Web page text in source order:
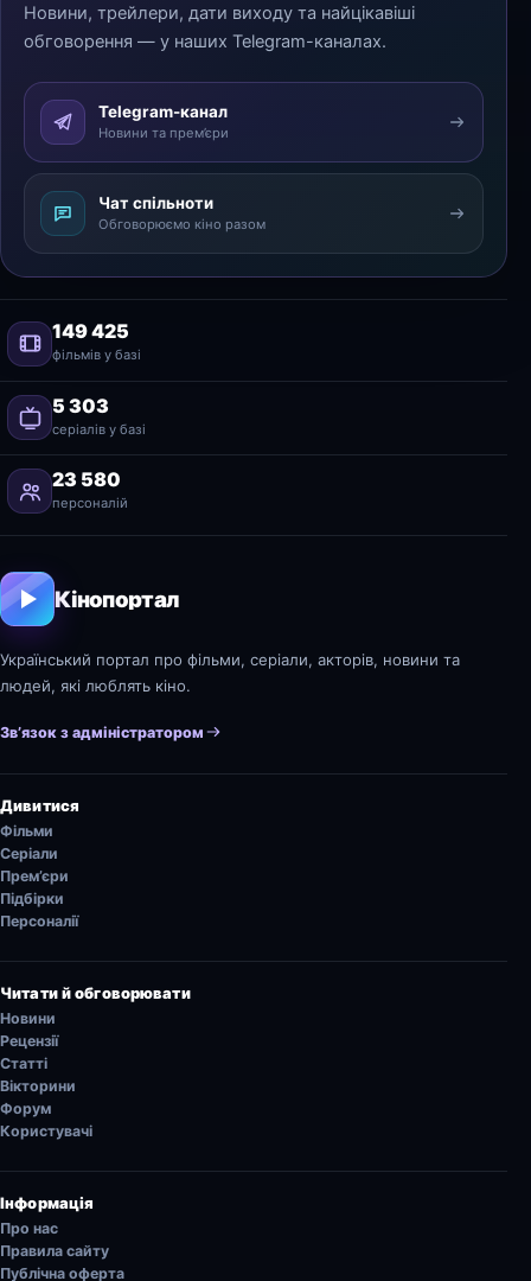
Новини, трейлери, дати виходу та найцікавіші
обговорення — у наших Telegram-каналах.
Telegram-канал
Новини та прем’єри
Чат спільноти
Обговорюємо кіно разом
149 425
фільмів у базі
5 303
серіалів у базі
23 580
персоналій
Кінопортал
Український портал про фільми, серіали, акторів, новини та
людей, які люблять кіно.
Зв’язок з адміністратором
Дивитися
Фільми
Серіали
Прем’єри
Підбірки
Персоналії
Читати й обговорювати
Новини
Рецензії
Статті
Вікторини
Форум
Користувачі
Інформація
Про нас
Правила сайту
Публічна оферта